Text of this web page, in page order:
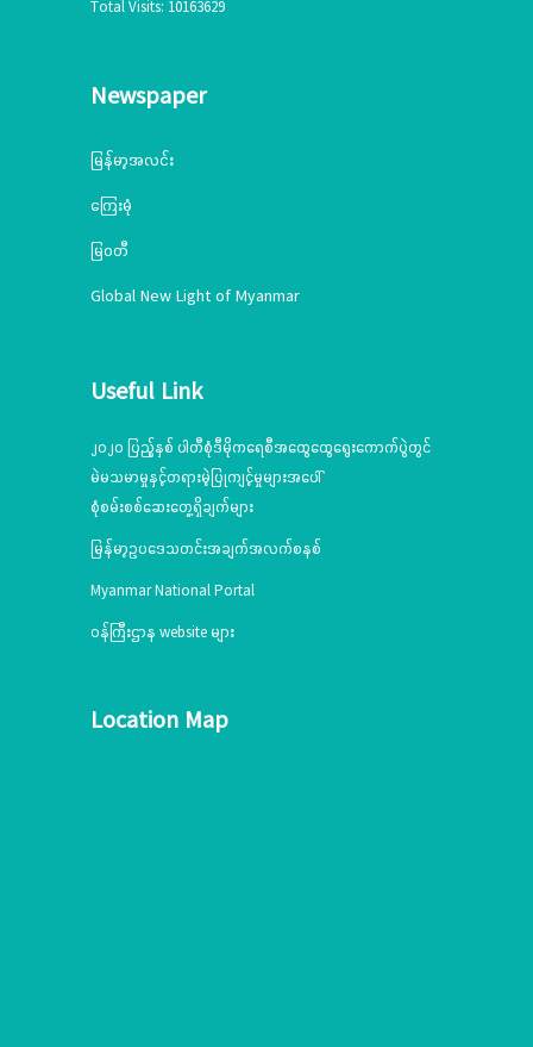
Total Visits: 10163629
Newspaper
မြန်မာ့အလင်း
ကြေးမုံ
မြဝတီ
Global New Light of Myanmar
Useful Link
၂၀၂၀ ပြည့်နှစ် ပါတီစုံဒီမိုကရေစီအထွေထွေရွေးကောက်ပွဲတွင်
မဲမသမာမှုနှင့်တရားမဲ့ပြုကျင့်မှုများအပေါ်
စုံစမ်းစစ်ဆေးတွေ့ရှိချက်များ
မြန်မာ့ဥပဒေသတင်းအချက်အလက်စနစ်
Myanmar National Portal
ဝန်ကြီးဌာန website များ
Location Map